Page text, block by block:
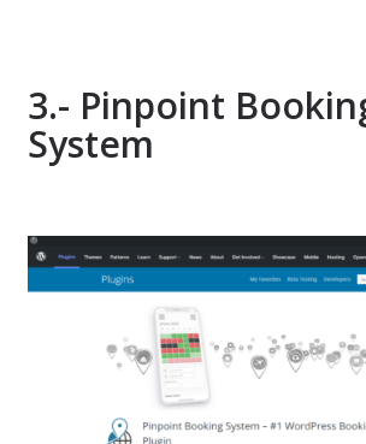
3.- Pinpoint
System